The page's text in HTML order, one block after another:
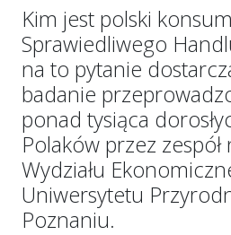
Kim jest polski
Sprawiedliwego
na to pytanie
badanie
ponad tysiąca
Polaków przez
Wydziału
Uniwersytetu
Poznaniu.